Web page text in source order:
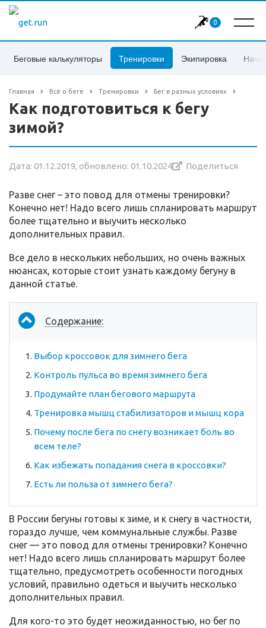
0
Беговые калькуляторы Тренировки Экипировка
Главная Всё о беге Тренировки Бег в разных условиях
Как подготовиться к бегу
зимой?
Дата: 01.12.2019, обновлено: 01.10.2024 Поделиться
Разве снег – это повод для отмены тренировки?
Конечно нет! Надо всего лишь спланировать маршрут
более тщательно и выучить несколько
дополнительных правил.
Все дело в нескольких небольших, но очень важных
нюансах, которые стоит узнать каждому бегуну в
данной статье.
Содержание:
Выбор кроссовок для зимнего бега
Контроль пульса во время зимнего бега
Продумайте план бегового маршрута
Тренировка мышц стабилизаторов и мышц кора
Почему после бега по снегу возникает боль во
всем теле?
Как избежать попадания снега в кроссовки?
Есть ли польза от зимнего бега?
В России бегуны готовы к зиме, и к снегу в частности,
гораздо лучше, чем коммунальные службы. Разве
снег — это повод для отмены тренировки? Конечно
нет! Надо всего лишь спланировать маршрут более
тщательно, предусмотреть особенности погодных
условий, правильно одеться и выучить несколько
дополнительных правил.
Для кого-то это будет неожиданностью, но бег по